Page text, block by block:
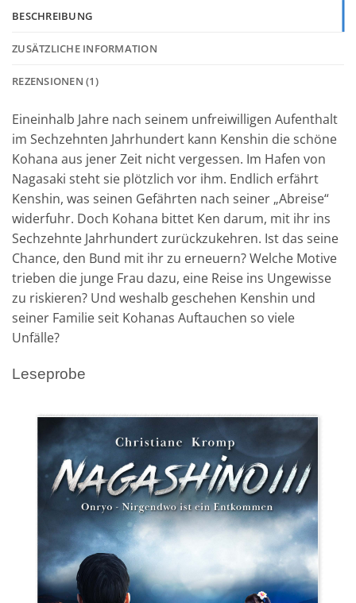
BESCHREIBUNG
ZUSÄTZLICHE INFORMATION
REZENSIONEN (1)
Eineinhalb Jahre nach seinem unfreiwilligen Aufenthalt
im Sechzehnten Jahrhundert kann Kenshin die schöne
Kohana aus jener Zeit nicht vergessen. Im Hafen von
Nagasaki steht sie plötzlich vor ihm. Endlich erfährt
Kenshin, was seinen Gefährten nach seiner „Abreise“
widerfuhr. Doch Kohana bittet Ken darum, mit ihr ins
Sechzehnte Jahrhundert zurückzukehren. Ist das seine
Chance, den Bund mit ihr zu erneuern? Welche Motive
trieben die junge Frau dazu, eine Reise ins Ungewisse
zu riskieren? Und weshalb geschehen Kenshin und
seiner Familie seit Kohanas Auftauchen so viele
Unfälle?
Leseprobe